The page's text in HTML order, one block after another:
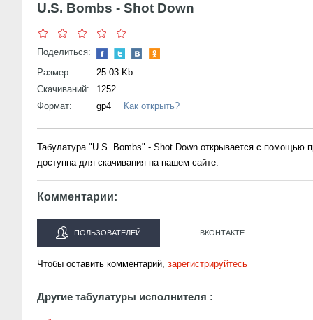
U.S. Bombs - Shot Down
Поделиться:
Размер:
25.03 Kb
Скачиваний:
1252
Формат:
gp4 Как открыть?
Табулатура "U.S. Bombs" - Shot Down открывается с помощью
доступна для скачивания на нашем сайте.
Комментарии:
ПОЛЬЗОВАТЕЛЕЙ ВКОНТАКТЕ
Чтобы оставить комментарий, зарегистрируйтесь
Другие табулатуры исполнителя :